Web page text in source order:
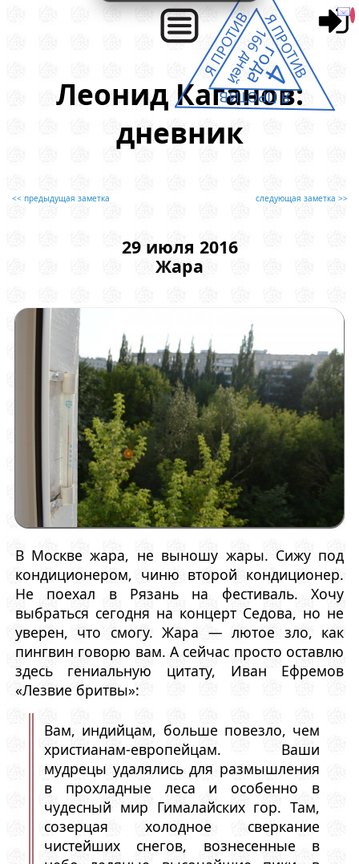
Леонид Каганов:
дневник
<< предыдущая заметка следующая заметка >>
29 июля 2016
Жара
В Москве жара, не выношу жары. Сижу под
кондиционером, чиню второй кондиционер.
Не поехал в Рязань на фестиваль. Хочу
выбраться сегодня на концерт Седова, но не
уверен, что смогу. Жара — лютое зло, как
пингвин говорю вам. А сейчас просто оставлю
здесь гениальную цитату, Иван Ефремов
«Лезвие бритвы»:
Вам, индийцам, больше повезло, чем
христианам-европейцам. Ваши
мудрецы удалялись для размышления
в прохладные леса и особенно в
чудесный мир Гималайских гор. Там,
созерцая холодное сверкание
чистейших снегов, вознесенные в
Я ПРОТИВ
Я ПРОТИВ
Я ПРОТИВ4
года
166 дней